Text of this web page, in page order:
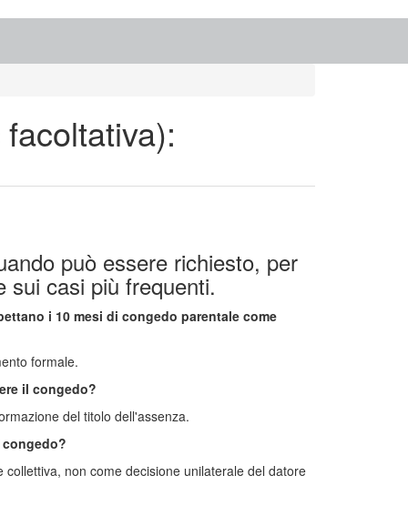
può essere richiesto, per
sui casi più frequenti.
i 10 mesi di congedo parentale come
formale.
il congedo?
del titolo dell'assenza.
non come decisione unilaterale del datore